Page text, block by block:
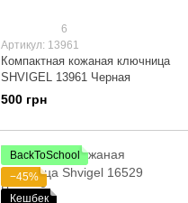
6
Артикул: 13961
Компактная кожаная ключница
SHVIGEL 13961 Черная
500 грн
BackToSchool
−45%
Кешбек